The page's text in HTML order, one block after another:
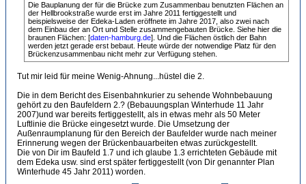
Die Bauplanung der für die Brücke zum Zusammenbau benutzten Flächen an
der Hellbrookstraße wurde erst im Jahre 2011 fertiggestellt und
beispielsweise der Edeka-Laden eröffnete im Jahre 2017, also zwei nach
dem Einbau der an Ort und Stelle zusammengebauten Brücke. Siehe hier die
braunen Flächen: [daten-hamburg.de]. Und die Flächen östlich der Bahn
werden jetzt gerade erst bebaut. Heute würde der notwendige Platz für den
Brückenzusammenbau nicht mehr zur Verfügung stehen.
Tut mir leid für meine Wenig-Ahnung...hüstel die 2.
Die in dem Bericht des Eisenbahnkurier zu sehende Wohnbebauung
gehört zu den Baufeldern 2.? (Bebauungsplan Winterhude 11 Jahr
2007)und war bereits fertiggestellt, als in etwas mehr als 50 Meter
Luftlinie die Brücke eingesetzt wurde. Die Umsetzung der
Außenraumplanung für den Bereich der Baufelder wurde nach meiner
Erinnerung wegen der Brückenbauarbeiten etwas zurückgestellt.
Die von Dir im Baufeld 1.7 und ich glaube 1.3 errichteten Gebäude mit
dem Edeka usw. sind erst später fertiggestellt (von Dir genannter Plan
Winterhude 45 Jahr 2011) worden.